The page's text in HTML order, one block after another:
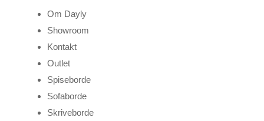
Om Dayly
Showroom
Kontakt
Outlet
Spiseborde
Sofaborde
Skriveborde